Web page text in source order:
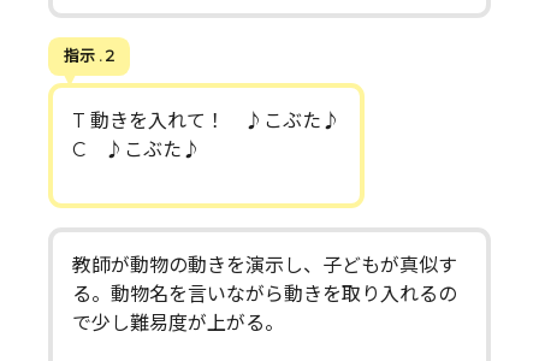
指示 . 2
T 動きを入れて！ ♪こぶた♪
C ♪こぶた♪
教師が動物の動きを演示し、子どもが真似す
る。動物名を言いながら動きを取り入れるの
で少し難易度が上がる。